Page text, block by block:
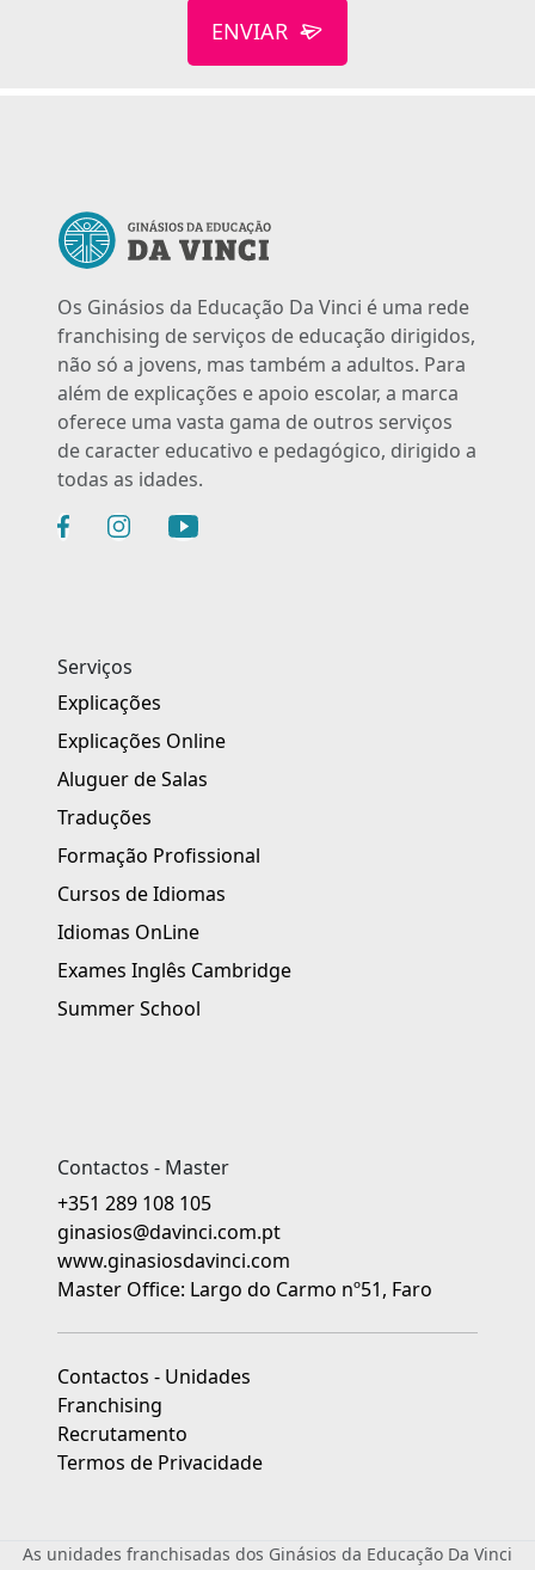
ENVIAR
Os Ginásios da Educação Da Vinci é uma rede
franchising de serviços de educação dirigidos,
não só a jovens, mas também a adultos. Para
além de explicações e apoio escolar, a marca
oferece uma vasta gama de outros serviços
de caracter educativo e pedagógico, dirigido a
todas as idades.
Serviços
Explicações
Explicações Online
Aluguer de Salas
Traduções
Formação Profissional
Cursos de Idiomas
Idiomas OnLine
Exames Inglês Cambridge
Summer School
Contactos - Master
+351 289 108 105
ginasios@davinci.com.pt
www.ginasiosdavinci.com
Master Office: Largo do Carmo nº51, Faro
Contactos - Unidades
Franchising
Recrutamento
Termos de Privacidade
As unidades franchisadas dos Ginásios da Educação Da Vinci